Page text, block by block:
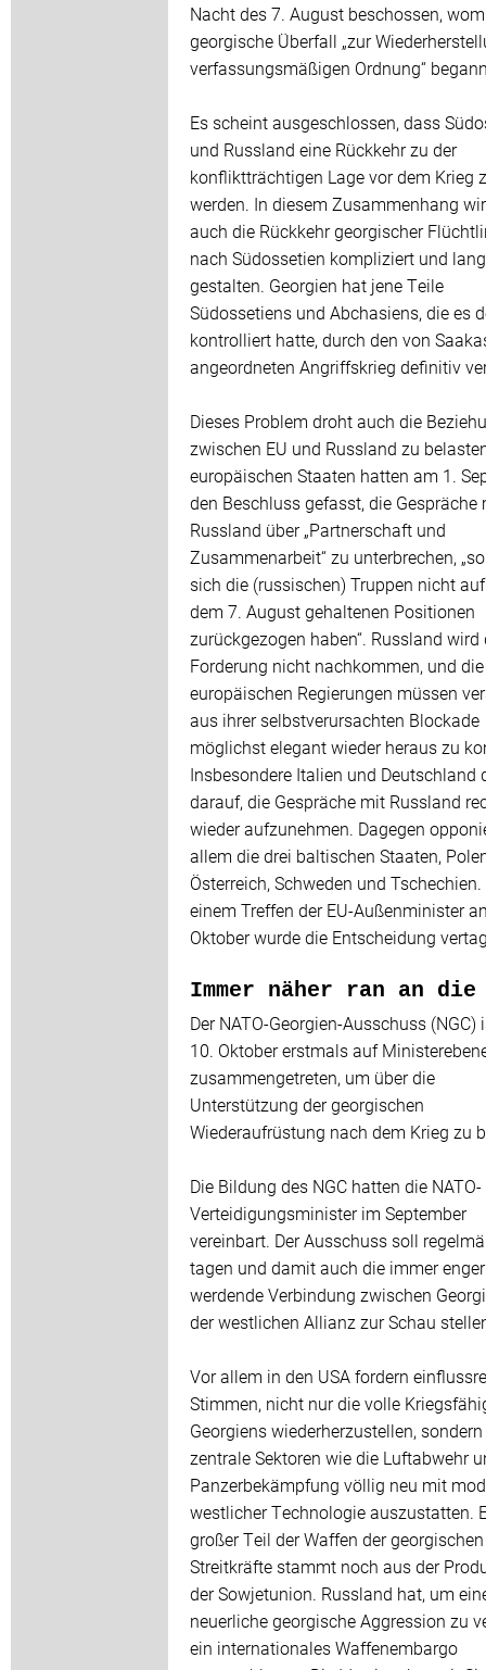
Nacht des 7. August beschossen,
georgische Überfall „zur
verfassungsmäßigen Ordnung“
Es scheint ausgeschlossen, dass
und Russland eine Rückkehr zu der
konfliktträchtigen Lage vor dem Krieg
werden. In diesem Zusammenhang
auch die Rückkehr georgischer
nach Südossetien kompliziert und
gestalten. Georgien hat jene Teile
Südossetiens und Abchasiens, die es
kontrolliert hatte, durch den von
angeordneten Angriffskrieg definitiv
Dieses Problem droht auch die
zwischen EU und Russland zu
europäischen Staaten hatten am 1.
den Beschluss gefasst, die Gespräche
Russland über „Partnerschaft und
Zusammenarbeit“ zu unterbrechen,
sich die (russischen) Truppen nicht
dem 7. August gehaltenen Positionen
zurückgezogen haben“. Russland wird
Forderung nicht nachkommen, und die
europäischen Regierungen müssen
aus ihrer selbstverursachten Blockade
möglichst elegant wieder heraus zu
Insbesondere Italien und Deutschland
darauf, die Gespräche mit Russland
wieder aufzunehmen. Dagegen
allem die drei baltischen Staaten,
Österreich, Schweden und Tschechien.
einem Treffen der EU-Außenminister
Oktober wurde die Entscheidung
Immer näher ran an die
Der NATO-Georgien-Ausschuss (NGC)
10. Oktober erstmals auf
zusammengetreten, um über die
Unterstützung der georgischen
Wiederaufrüstung nach dem Krieg zu
Die Bildung des NGC hatten die NATO-
Verteidigungsminister im September
vereinbart. Der Ausschuss soll
tagen und damit auch die immer enger
werdende Verbindung zwischen
der westlichen Allianz zur Schau
Vor allem in den USA fordern
Stimmen, nicht nur die volle
Georgiens wiederherzustellen, sondern
zentrale Sektoren wie die Luftabwehr
Panzerbekämpfung völlig neu mit
westlicher Technologie auszustatten.
großer Teil der Waffen der georgischen
Streitkräfte stammt noch aus der
der Sowjetunion. Russland hat, um
neuerliche georgische Aggression zu
ein internationales Waffenembargo